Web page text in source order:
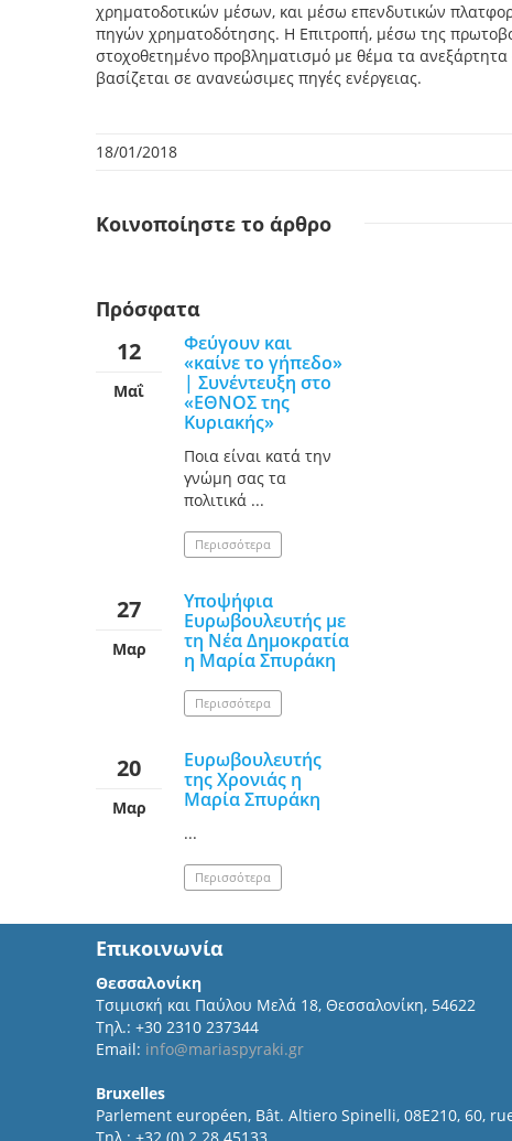
χρηματοδοτικών μέσων, και μέσω επενδυτικών
πηγών χρηματοδότησης. Η Επιτροπή, μέσω της
στοχοθετημένο προβληματισμό με θέμα τα
βασίζεται σε ανανεώσιμες πηγές ενέργειας.
18/01/2018
Κοινοποίηστε το άρθρο
Πρόσφατα
12
Μαΐ
Φεύγουν και
«καίνε το γήπεδο»
| Συνέντευξη στο
«ΕΘΝΟΣ της
Κυριακής»
Ποια είναι κατά την
γνώμη σας τα
πολιτικά ...
Περισσότερα
27
Μαρ
Υποψήφια
Ευρωβουλευτής με
τη Νέα Δημοκρατία
η Μαρία Σπυράκη
Περισσότερα
20
Μαρ
Ευρωβουλευτής
της Χρονιάς η
Μαρία Σπυράκη
...
Περισσότερα
Επικοινωνία
Θεσσαλονίκη
Τσιμισκή και Παύλου Μελά 18, Θεσσαλονίκη, 54622
Τηλ.: +30 2310 237344
Email: info@mariaspyraki.gr
Bruxelles
Parlement européen, Bât. Altiero Spinelli, 08E210, 60,